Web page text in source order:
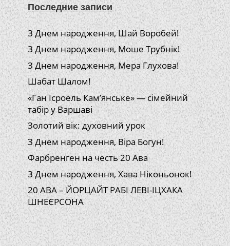
Последние записи
З Днем народження, Шай Воробей!
З Днем народження, Моше Трубнік!
З Днем народження, Мера Глухова!
Шабат Шалом!
«Ган Ісроель Кам’янське» — сімейний
табір у Варшаві
Золотий вік: духовний урок
З Днем народження, Віра Богун!
Фарбренген на честь 20 Ава
З Днем народження, Хава Ніконьонок!
20 АВА – ЙОРЦАЙТ РАБІ ЛЕВІ-ІЦХАКА
ШНЕЄРСОНА